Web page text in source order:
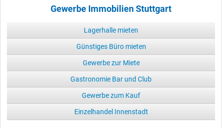
Gewerbe Immobilien Stuttgart
Lagerhalle mieten
Günstiges Büro mieten
Gewerbe zur Miete
Gastronomie Bar und Club
Gewerbe zum Kauf
Einzelhandel Innenstadt